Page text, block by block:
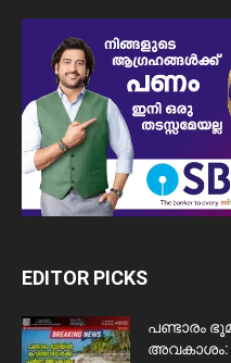
EDITOR PICKS
പണ്ടാരം
അവകാശം: